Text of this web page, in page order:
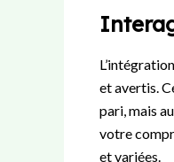
et avertis.
pari, mais
votre
et variées.